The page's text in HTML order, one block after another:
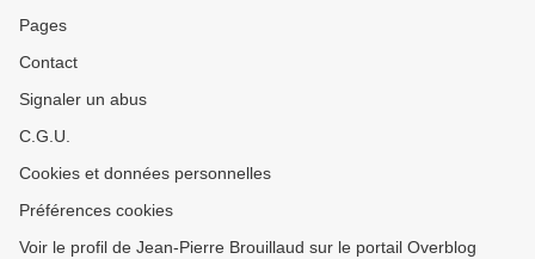
Pages
Contact
Signaler un abus
C.G.U.
Cookies et données personnelles
Préférences cookies
Voir le profil de Jean-Pierre Brouillaud sur le portail Overblog